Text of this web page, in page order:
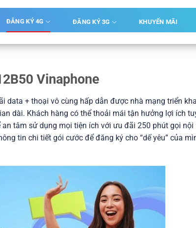
ĐĂNG KÝ 4G ĐĂNG KÝ 3G KHUYẾN MÃI
Vinaphone
data + thoại vô cùng hấp dẫn được nhà mạng triển
dài. Khách hàng có thể thoải mái tận hưởng lợi ích
tâm sử dụng mọi tiện ích với ưu đãi 250 phút gọi nội
tin chi tiết gói cước để đăng ký cho “dế yêu” của